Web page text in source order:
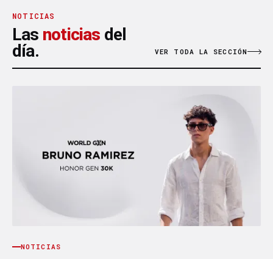
NOTICIAS
Las noticias del
día.
VER TODA LA SECCIÓN
NOTICIAS